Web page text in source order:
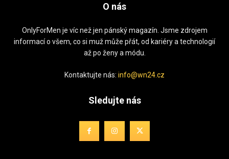
O nás
OnlyForMen je víc než jen pánský magazín. Jsme zdrojem
informací o všem, co si muž může přát, od kariéry a technologií
až po ženy a módu.
Kontaktujte nás: info@wn24.cz
Sledujte nás